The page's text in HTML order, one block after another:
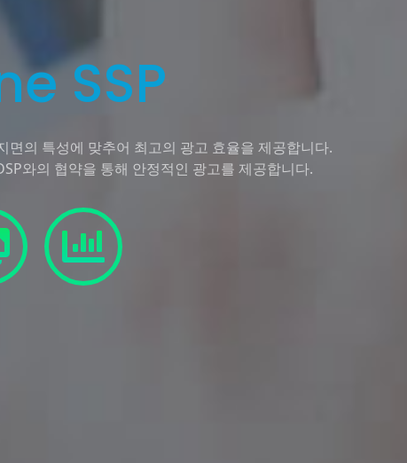
SSP
면의 특성에 맞추어 최고의 광고 효율을 제공합니다.
와의 협약을 통해 안정적인 광고를 제공합니다.